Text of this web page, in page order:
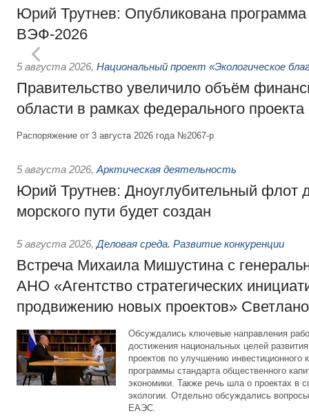
Юрий Трутнев: Опубликована
ВЭФ-2026
5 августа 2026, Национальный проект «Экологическое
Правительство увеличило объём
области в рамках федерального
Распоряжение от 3 августа 2026 года №2067-р
5 августа 2026, Арктическая деятельность
Юрий Трутнев: Дноуглубительный флот
морского пути будет создан
5 августа 2026, Деловая среда. Развитие конкуренции
Встреча Михаила Мишустина с
АНО «Агентство стратегических
продвижению новых проектов»
Обсуждались ключевые направления
достижения национальных целей
проектов по улучшению инвестиционного
программы стандарта общественного
экономики. Также речь шла о проектах в
экологии. Отдельно обсуждались
ЕАЭС.